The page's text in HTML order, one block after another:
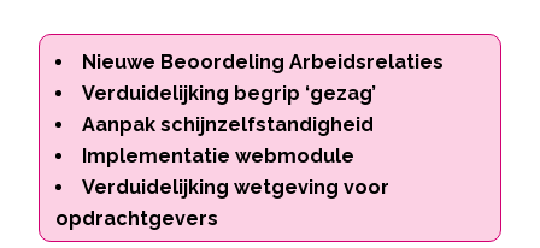
Nieuwe Beoordeling Arbeidsrelaties
Verduidelijking begrip ‘gezag’
Aanpak schijnzelfstandigheid
Implementatie webmodule
Verduidelijking wetgeving voor
opdrachtgevers